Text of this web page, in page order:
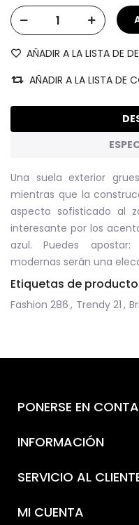
AÑADIR A LA LISTA DE
AÑADIR A LA LISTA DE
Una suela exterior
mientras que la
aspecto sofisticado al
interesante por los
azul. Puedes
modernas serán una
Etiquetas de producto
Fashion 286 , Trendy 21 ,
PONERSE EN
INFORMACIÓN
SERVICIO AL
MI CUENTA